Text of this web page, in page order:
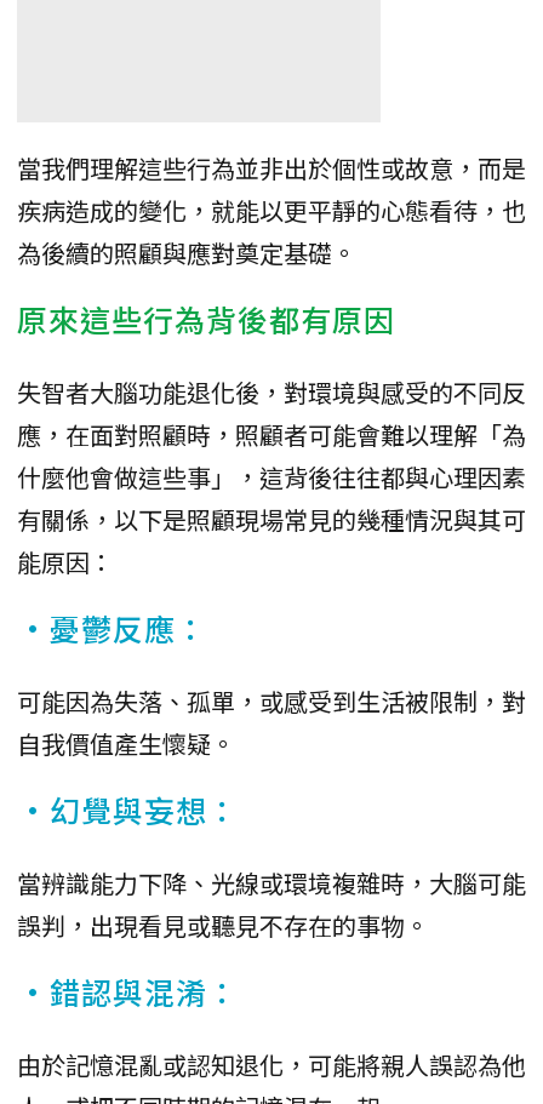
當我們理解這些行為並非出於個性或故意，而是
疾病造成的變化，就能以更平靜的心態看待，也
為後續的照顧與應對奠定基礎。
原來這些行為背後都有原因
失智者大腦功能退化後，對環境與感受的不同反
應，在面對照顧時，照顧者可能會難以理解「為
什麼他會做這些事」，這背後往往都與心理因素
有關係，以下是照顧現場常見的幾種情況與其可
能原因：
•憂鬱反應：
可能因為失落、孤單，或感受到生活被限制，對
自我價值產生懷疑。
•幻覺與妄想：
當辨識能力下降、光線或環境複雜時，大腦可能
誤判，出現看見或聽見不存在的事物。
•錯認與混淆：
由於記憶混亂或認知退化，可能將親人誤認為他